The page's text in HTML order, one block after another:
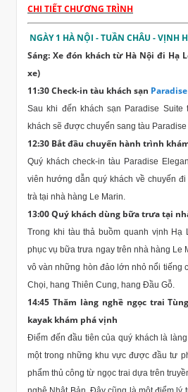
CHI TIẾT CHƯƠNG TRÌNH
NGÀY 1 HÀ NỘI - TUẦN CHÂU - VỊNH
Sáng: Xe đón khách từ Hà Nội đi Hạ
xe)
11:30 Check-in tàu khách sạn
Sau khi đến khách sạn Paradise Suite
khách sẽ được chuyển sang tàu Paradise
12:30 Bắt đầu chuyến hành trình
Quý khách check-in tàu Paradise
viên hướng dẫn quý khách về chuyến
trà tại nhà hàng Le Marin.
13:00 Quý khách dùng bữa trưa tại
Trong khi tàu thả buồm quanh vịnh Hạ
phục vụ bữa trưa ngay trên nhà hàng Le
vô vàn những hòn đảo lớn nhỏ nổi tiếng
Chọi, hang Thiên Cung, hang Đầu Gỗ.
14:45 Thăm làng nghề ngọc trai
kayak khám phá vịnh
Điểm đến đầu tiên của quý khách là
một trong những khu vực được đầu tư
phẩm thủ công từ ngọc trai dựa trên